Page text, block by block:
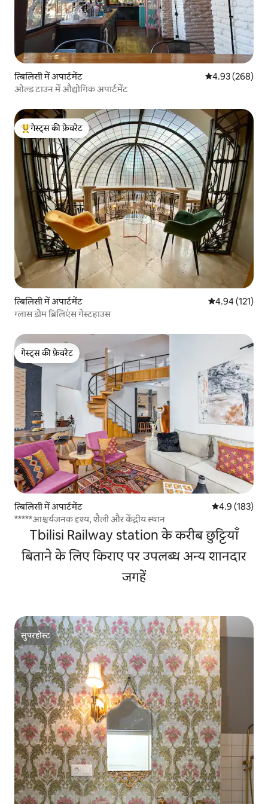
त्बिलिसी में अपार्टमेंट औसत रेटिंग 5 में से
4.93 (268)
ओल्ड टाउन में औद्योगिक अपार्टमेंट
गेस्ट्स का टॉप फ़ेवरेट
गेस्ट्स की फ़ेवरेट
त्बिलिसी में अपार्टमेंट औसत रेटिंग 5 में से
4.94 (121)
ग्लास डोम ब्रिलिएंस गेस्टहाउस
गेस्ट्स की फ़ेवरेट
गेस्ट्स की फ़ेवरेट
त्बिलिसी में अपार्टमेंट औसत रेटिंग 5 में
4.9 (183)
*****आश्चर्यजनक दृश्य, शैली और केंद्रीय स्थान
Tbilisi Railway station के करीब छुट्टियाँ
बिताने के लिए किराए पर उपलब्ध अन्य शानदार
जगहें
सुपरहोस्ट
सुपरहोस्ट